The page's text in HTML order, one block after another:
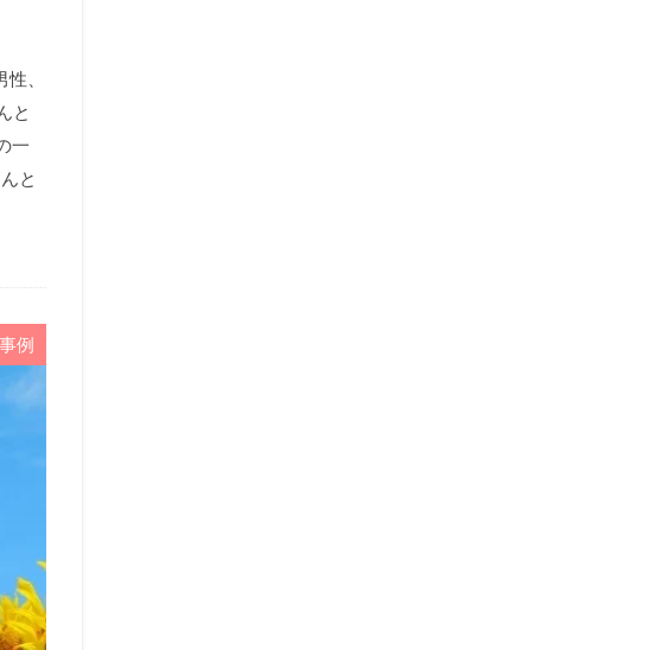
、
と
一
と
例